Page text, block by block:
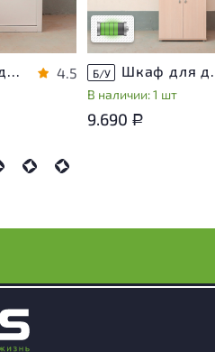
Шкаф для документов Металл 4.5
Низкая степень
Б/У Шкаф для
В наличии: 1 шт
9.690 Р